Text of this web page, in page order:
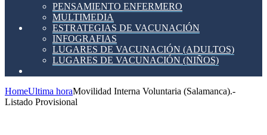
PENSAMIENTO ENFERMERO
MULTIMEDIA
ESTRATEGIAS DE VACUNACIÓN
INFOGRAFIAS
LUGARES DE VACUNACIÓN (ADULTOS)
LUGARES DE VACUNACIÓN (NIÑOS)
HomeUltima horaMovilidad Interna Voluntaria (Salamanca).-
Listado Provisional